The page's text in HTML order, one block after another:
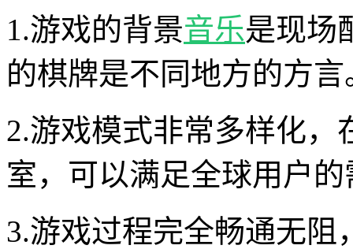
1.游戏的背景音乐是现场
的棋牌是不同地方的方言
2.游戏模式非常多样化，
室，可以满足全球用户的
3.游戏过程完全畅通无